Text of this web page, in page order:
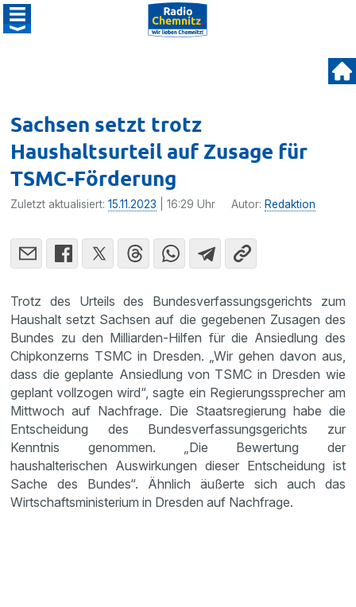
Sachsen setzt trotz
Haushaltsurteil auf Zusage für
TSMC-Förderung
Zuletzt aktualisiert:15.11.2023 | 16:29 Uhr Autor: Redaktion
Trotz des Urteils des Bundesverfassungsgerichts zum
Haushalt setzt Sachsen auf die gegebenen Zusagen des
Bundes zu den Milliarden-Hilfen für die Ansiedlung des
Chipkonzerns TSMC in Dresden. „Wir gehen davon aus,
dass die geplante Ansiedlung von TSMC in Dresden wie
geplant vollzogen wird“, sagte ein Regierungssprecher am
Mittwoch auf Nachfrage. Die Staatsregierung habe die
Entscheidung des Bundesverfassungsgerichts zur
Kenntnis genommen. „Die Bewertung der
haushalterischen Auswirkungen dieser Entscheidung ist
Sache des Bundes“. Ähnlich äußerte sich auch das
Wirtschaftsministerium in Dresden auf Nachfrage.